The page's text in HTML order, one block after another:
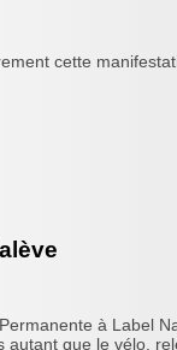
cette
à Label
autant que le vélo,